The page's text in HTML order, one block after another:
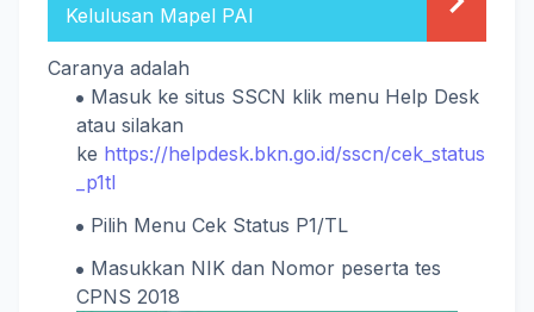
Kelulusan Mapel PAI
Caranya adalah
Masuk ke situs SSCN klik menu Help Desk
atau silakan
ke https://helpdesk.bkn.go.id/sscn/cek_status
_p1tl
Pilih Menu Cek Status P1/TL
Masukkan NIK dan Nomor peserta tes
CPNS 2018